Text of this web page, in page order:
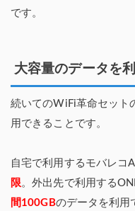
です。
大容量のデータを
続いてのWiFi革命セット
用できることです。
自宅で利用するモバレコ
限 。外出先で利用する
間100GBのデータを利用